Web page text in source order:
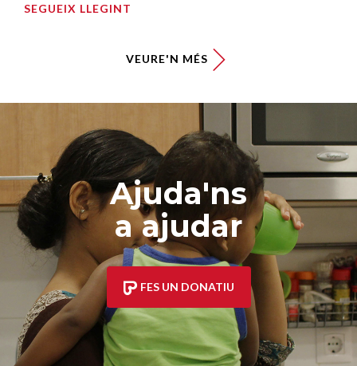
SEGUEIX LLEGINT
VEURE'N MÉS
Ajuda'ns
a ajudar
FES UN DONATIU